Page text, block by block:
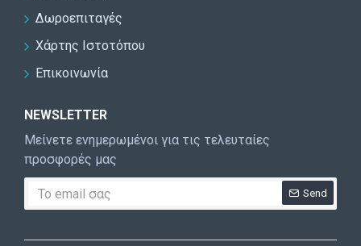
Δωροεπιταγές
Χάρτης Ιστοτόπου
Επικοινωνία
NEWSLETTER
Μείνετε ενημερωμένοι για τις τελευταίες
προσφορές μας
Send